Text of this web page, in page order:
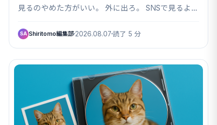
見るのやめた方がいい。 外に出ろ。 SNSで見るよ
SA Shiritomo編集部 2026.08.07 読了 5 分